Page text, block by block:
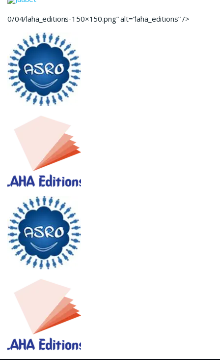
0/04/laha_editions-150×150.png” alt=”laha_editions” />